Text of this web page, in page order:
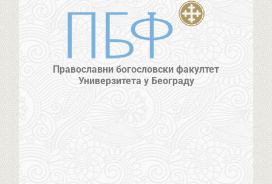
Православни богословски факултет
Универзитета у Београду